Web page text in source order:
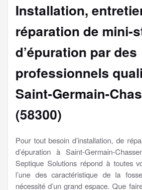
Installation,
réparation de mini-
d’épuration par des
professionnels
Saint-Germain-
(58300)
Pour tout besoin d’installation, de
d’épuration à Saint-Germain-
Septique Solutions répond à toutes
l’une des caractéristique de la
nécessité d’un grand espace. Que